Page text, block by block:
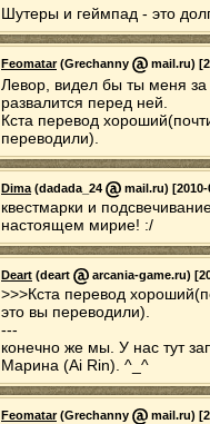
Шутеры и геймпад - это
Feomatar(Grechanny mail.ru)
Левор, видел бы ты меня
развалится перед ней.
Кста перевод
переводили).
Dima(dadada_24 mail.ru)
квестмарки и
настоящем мирие! :/
Deart (deart arcania-game.ru)
>>>Кста перевод
это вы переводили).
---
конечно же мы. У нас тут
Марина (Ai Rin). ^_^
Feomatar(Grechanny mail.ru)